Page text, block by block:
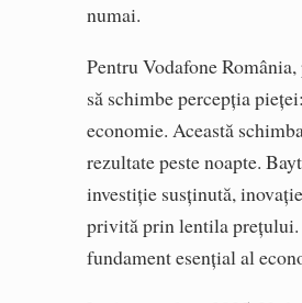
numai.
Pentru Vodafone
să schimbe percepția
economie. Această
rezultate peste noapte.
investiție susținută,
privită prin lentila prețului.
fundament esențial al